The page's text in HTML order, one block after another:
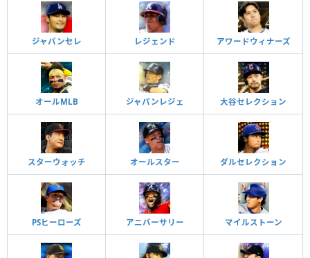
ジャパンセレ レジェンド アワードウィナーズ
オールMLB ジャパンレジェ 大谷セレクション
スターウォッチ オールスター ダルセレクション
PSヒーローズ アニバーサリー マイルストーン